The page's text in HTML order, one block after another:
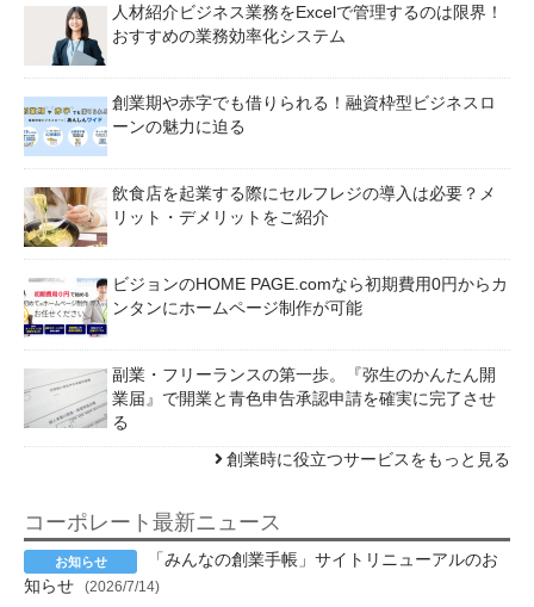
人材紹介ビジネス業務をExcelで管理するのは限界！
おすすめの業務効率化システム
創業期や赤字でも借りられる！融資枠型ビジネスロ
ーンの魅力に迫る
飲食店を起業する際にセルフレジの導入は必要？メ
リット・デメリットをご紹介
ビジョンのHOME PAGE.comなら初期費用0円からカ
ンタンにホームページ制作が可能
副業・フリーランスの第一歩。『弥生のかんたん開
業届』で開業と青色申告承認申請を確実に完了させ
る
創業時に役立つサービスをもっと見る
コーポレート最新ニュース
「みんなの創業手帳」サイトリニューアルのお
知らせ
(2026/7/14)